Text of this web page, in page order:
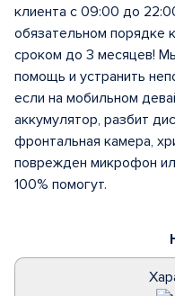
клиента с 09:00 до
обязательном порядке
сроком до 3 месяцев!
помощь и устранить
если на мобильном
аккумулятор, разбит
фронтальная камера,
поврежден микрофон
100% помогут.